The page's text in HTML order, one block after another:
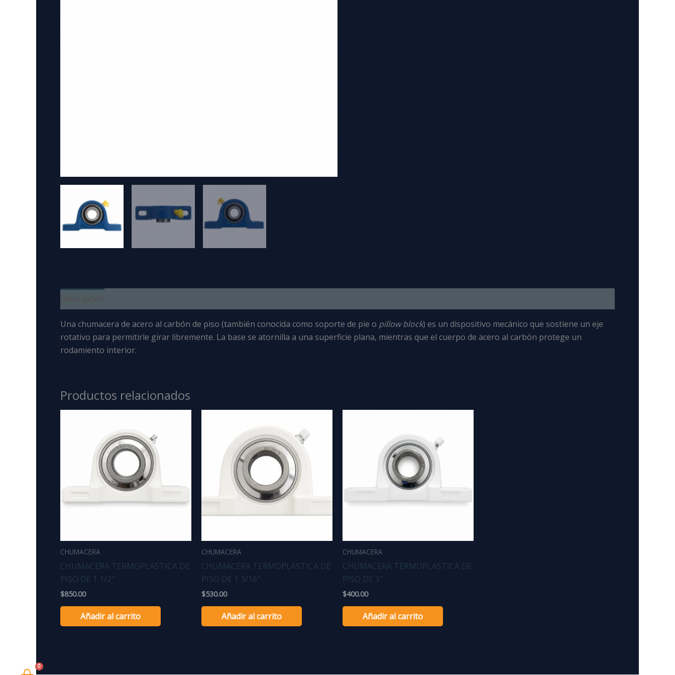
Una chumacera de acero al carbón de piso (también conocida como soporte de pie o pillow block) es un dispositivo mecánico que sostiene un eje
rotativo para permitirle girar libremente. La base se atornilla a una superficie plana, mientras que el cuerpo de acero al carbón protege un
rodamiento interior.
Productos relacionados
CHUMACERA
CHUMACERA TERMOPLASTICA DE
PISO DE 1 1/2″
$850.00
Añadir al carrito
CHUMACERA
CHUMACERA TERMOPLASTICA DE
PISO DE 1 3/16″
$530.00
Añadir al carrito
CHUMACERA
CHUMACERA TERMOPLASTICA DE
PISO DE 1″
$400.00
Añadir al carrito